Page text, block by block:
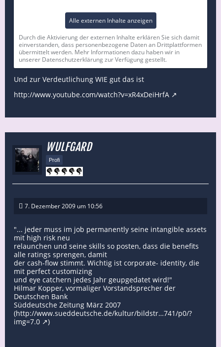
Alle externen Inhalte anzeigen
Durch die Aktivierung der externen Inhalte erklären Sie sich damit
einverstanden, dass personenbezogene Daten an Drittplattformen
übermittelt werden. Mehr Informationen dazu haben wir in
unserer Datenschutzerklärung zur Verfügung gestellt.
Und zur Verdeutlichung WIE gut das ist
http://www.youtube.com/watch?v=xR4xDeiHrfA
WULFGARD
Profi
7. Dezember 2009 um 10:56
"... jeder muss im job permanently seine intangible assets
mit high risk neu
relaunchen und seine skills so posten, dass die benefits
alle ratings sprengen, damit
der cash-flow stimmt. Wichtig ist corporate- identity, die
mit perfect customizing
und eye catchern jedes Jahr geupgedatet wird!"
Hilmar Kopper, vormaliger Vorstandsprecher der
Deutschen Bank
Süddeutsche Zeitung März 2007
(http://www.sueddeutsche.de/kultur/bildstr…741/p0/?
img=7.0
)